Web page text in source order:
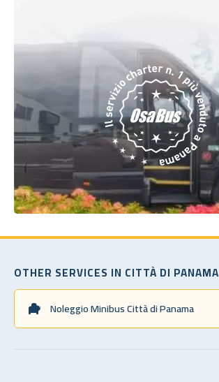
OTHER SERVICES IN CITTÀ DI PANAMA
Noleggio Minibus Città di Panama